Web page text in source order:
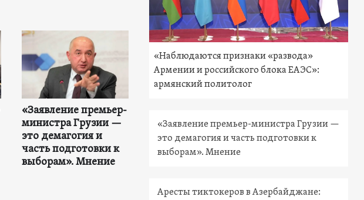
«Заявление премьер-
министра Грузии —
это демагогия и
часть подготовки к
выборам». Мнение
«Наблюдаются признаки «развода»
Армении и российского блока ЕАЭС»:
армянский политолог
«Заявление премьер-министра Грузии —
это демагогия и часть подготовки к
выборам». Мнение
Аресты тиктокеров в Азербайджане: